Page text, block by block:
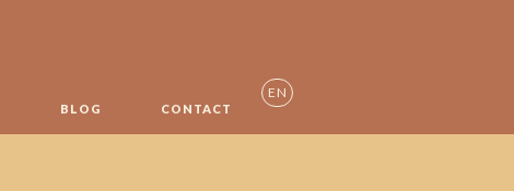
BLOG CONTACT
EN